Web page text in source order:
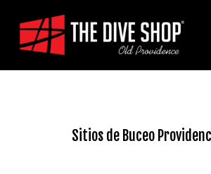
contenido
Sitios de Buceo